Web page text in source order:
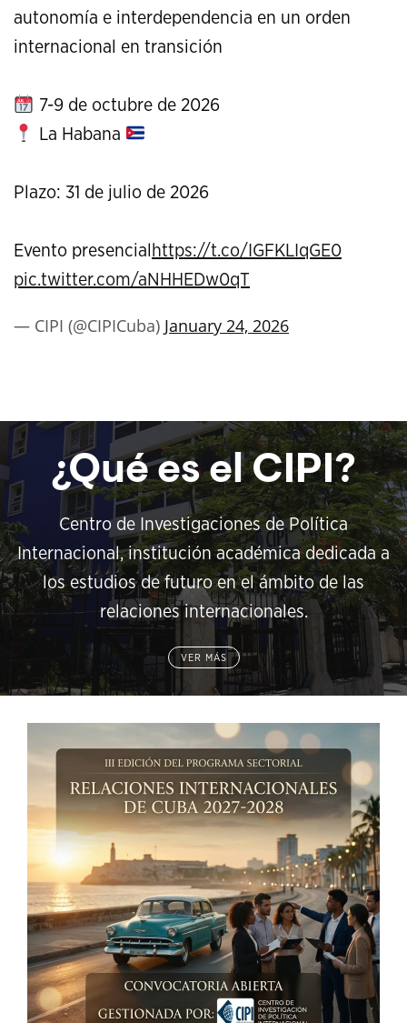
autonomía e interdependencia en un orden
internacional en transición
7-9 de octubre de 2026
La Habana
Plazo: 31 de julio de 2026
Evento presencial https://t.co/IGFKLIqGE0
pic.twitter.com/aNHHEDw0qT
— CIPI (@CIPICuba) January 24, 2026
¿Qué es el CIPI?
Centro de Investigaciones de Política
Internacional, institución académica dedicada a
los estudios de futuro en el ámbito de las
relaciones internacionales.
VER MÁS